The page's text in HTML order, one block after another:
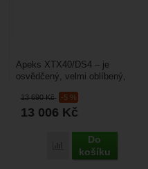
13 690Kč -5 %
13 006 Kč
Přidat 'Apeks
Do
košíku
Apeks XTX40/DS4 – je
osvědčený, velmi oblíbený,
spolehlivý 1. stupeň, který...